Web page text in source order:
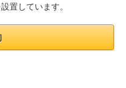
置しています。